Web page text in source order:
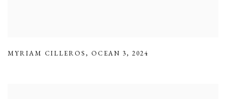
MYRIAM CILLEROS, OCEAN 3,2024